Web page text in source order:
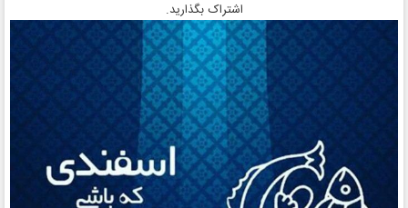
اشتراک بگذارید.